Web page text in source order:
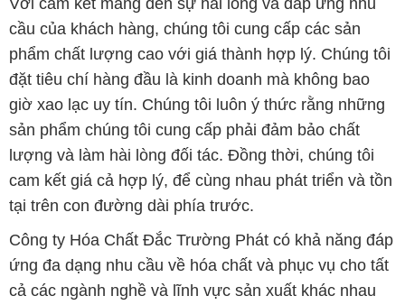
cầu của khách hàng, chúng tôi cung cấp các sản
phẩm chất lượng cao với giá thành hợp lý. Chúng tôi
đặt tiêu chí hàng đầu là kinh doanh mà không bao
giờ xao lạc uy tín. Chúng tôi luôn ý thức rằng những
sản phẩm chúng tôi cung cấp phải đảm bảo chất
lượng và làm hài lòng đối tác. Đồng thời, chúng tôi
cam kết giá cả hợp lý, để cùng nhau phát triển và tồn
tại trên con đường dài phía trước.
Công ty Hóa Chất Đắc Trường Phát có khả năng đáp
ứng đa dạng nhu cầu về hóa chất và phục vụ cho tất
cả các ngành nghề và lĩnh vực sản xuất khác nhau